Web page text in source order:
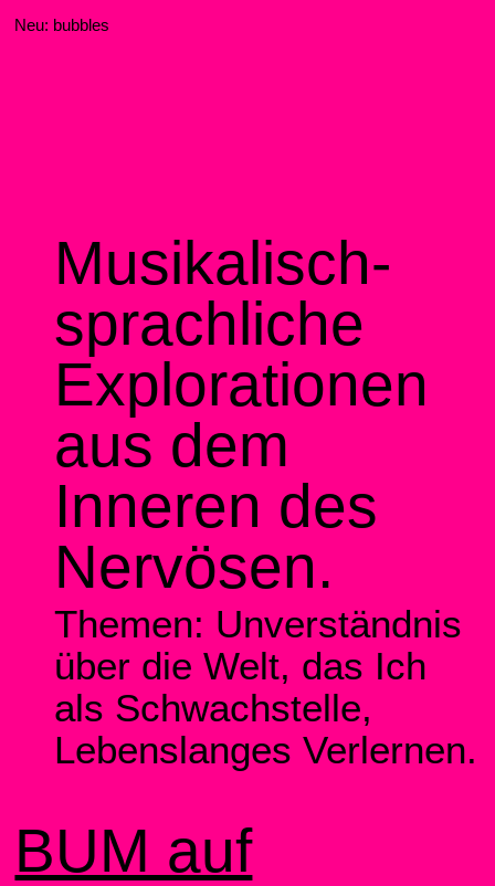
Neu: bubbles
Musikalisch-
sprachliche
Explorationen
aus dem
Inneren des
Nervösen.
Themen: Unverständnis
über die Welt, das Ich
als Schwachstelle,
Lebenslanges Verlernen.
BUM auf